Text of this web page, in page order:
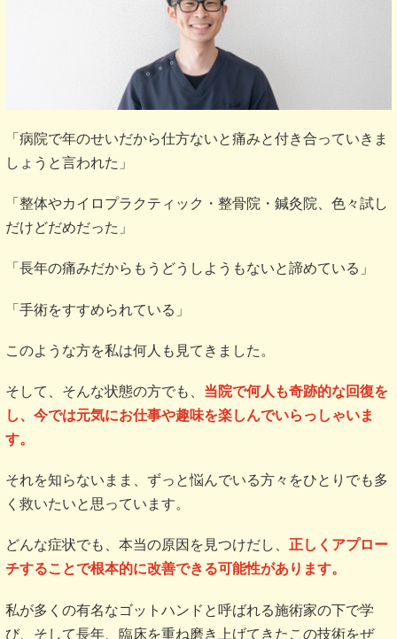
「病院で年のせいだから仕方ないと痛みと付き合っていきま
しょうと言われた」
「整体やカイロプラクティック・整骨院・鍼灸院、色々試し
だけどだめだった」
「長年の痛みだからもうどうしようもないと諦めている」
「手術をすすめられている」
このような方を私は何人も見てきました。
そして、そんな状態の方でも、 当院で何人も奇跡的な回復を
し、今では元気にお仕事や趣味を楽しんでいらっしゃいま
す。
それを知らないまま、ずっと悩んでいる方々をひとりでも多
く救いたいと思っています。
どんな症状でも、本当の原因を見つけだし、 正しくアプロー
チすることで根本的に改善できる可能性があります。
私が多くの有名なゴットハンドと呼ばれる施術家の下で学
び、そして長年、臨床を重ね磨き上げてきたこの技術をぜ